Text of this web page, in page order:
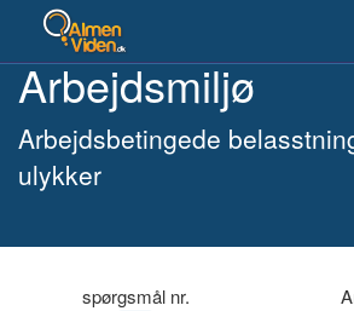
Arbejdsmiljø
Arbejdsbetingede
ulykker
spørgsmål nr.